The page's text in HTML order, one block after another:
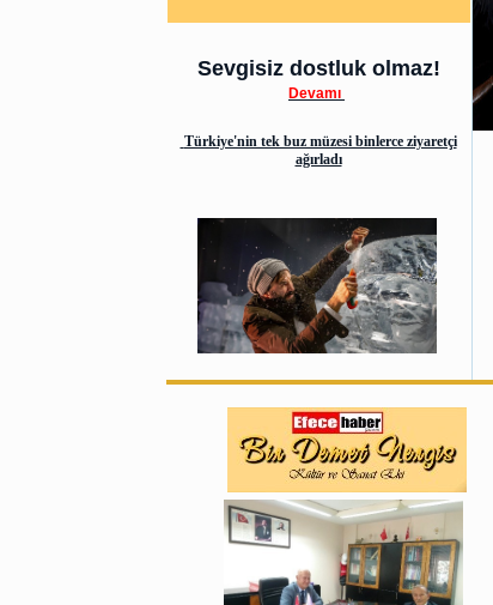
Sevgisiz dostluk olmaz!
Devamı
Türkiye'nin tek buz müzesi binlerce ziyaretçi
ağırladı